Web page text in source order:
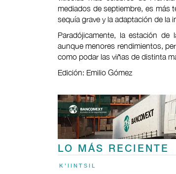
mediados de septiembre, es más
sequía grave y la adaptación de la
Paradójicamente, la estación
aunque menores rendimientos,
como podar las viñas de distinta
Edición: Emilio Gómez
LO MÁS RECIENTE
K'IINTSIL